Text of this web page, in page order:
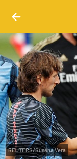
REUTERS/Susana Vera